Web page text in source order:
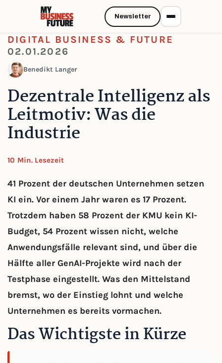
DIGITAL BUSINESS & FUTURE
02.01.2026
Benedikt Langer
Dezentrale Intelligenz als
Leitmotiv: Was die
Industrie
10 Min. Lesezeit
41 Prozent der deutschen Unternehmen setzen
KI ein. Vor einem Jahr waren es 17 Prozent.
Trotzdem haben 58 Prozent der KMU kein KI-
Budget, 54 Prozent wissen nicht, welche
Anwendungsfälle relevant sind, und über die
Hälfte aller GenAI-Projekte wird nach der
Testphase eingestellt. Was den Mittelstand
bremst, wo der Einstieg lohnt und welche
Unternehmen es bereits vormachen.
Das Wichtigste in Kürze
Newsletter